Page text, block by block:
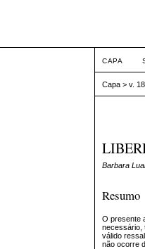
CAPA
Capa >v.
Barbara
Resumo
O presente
necessário,
válido
não ocorre